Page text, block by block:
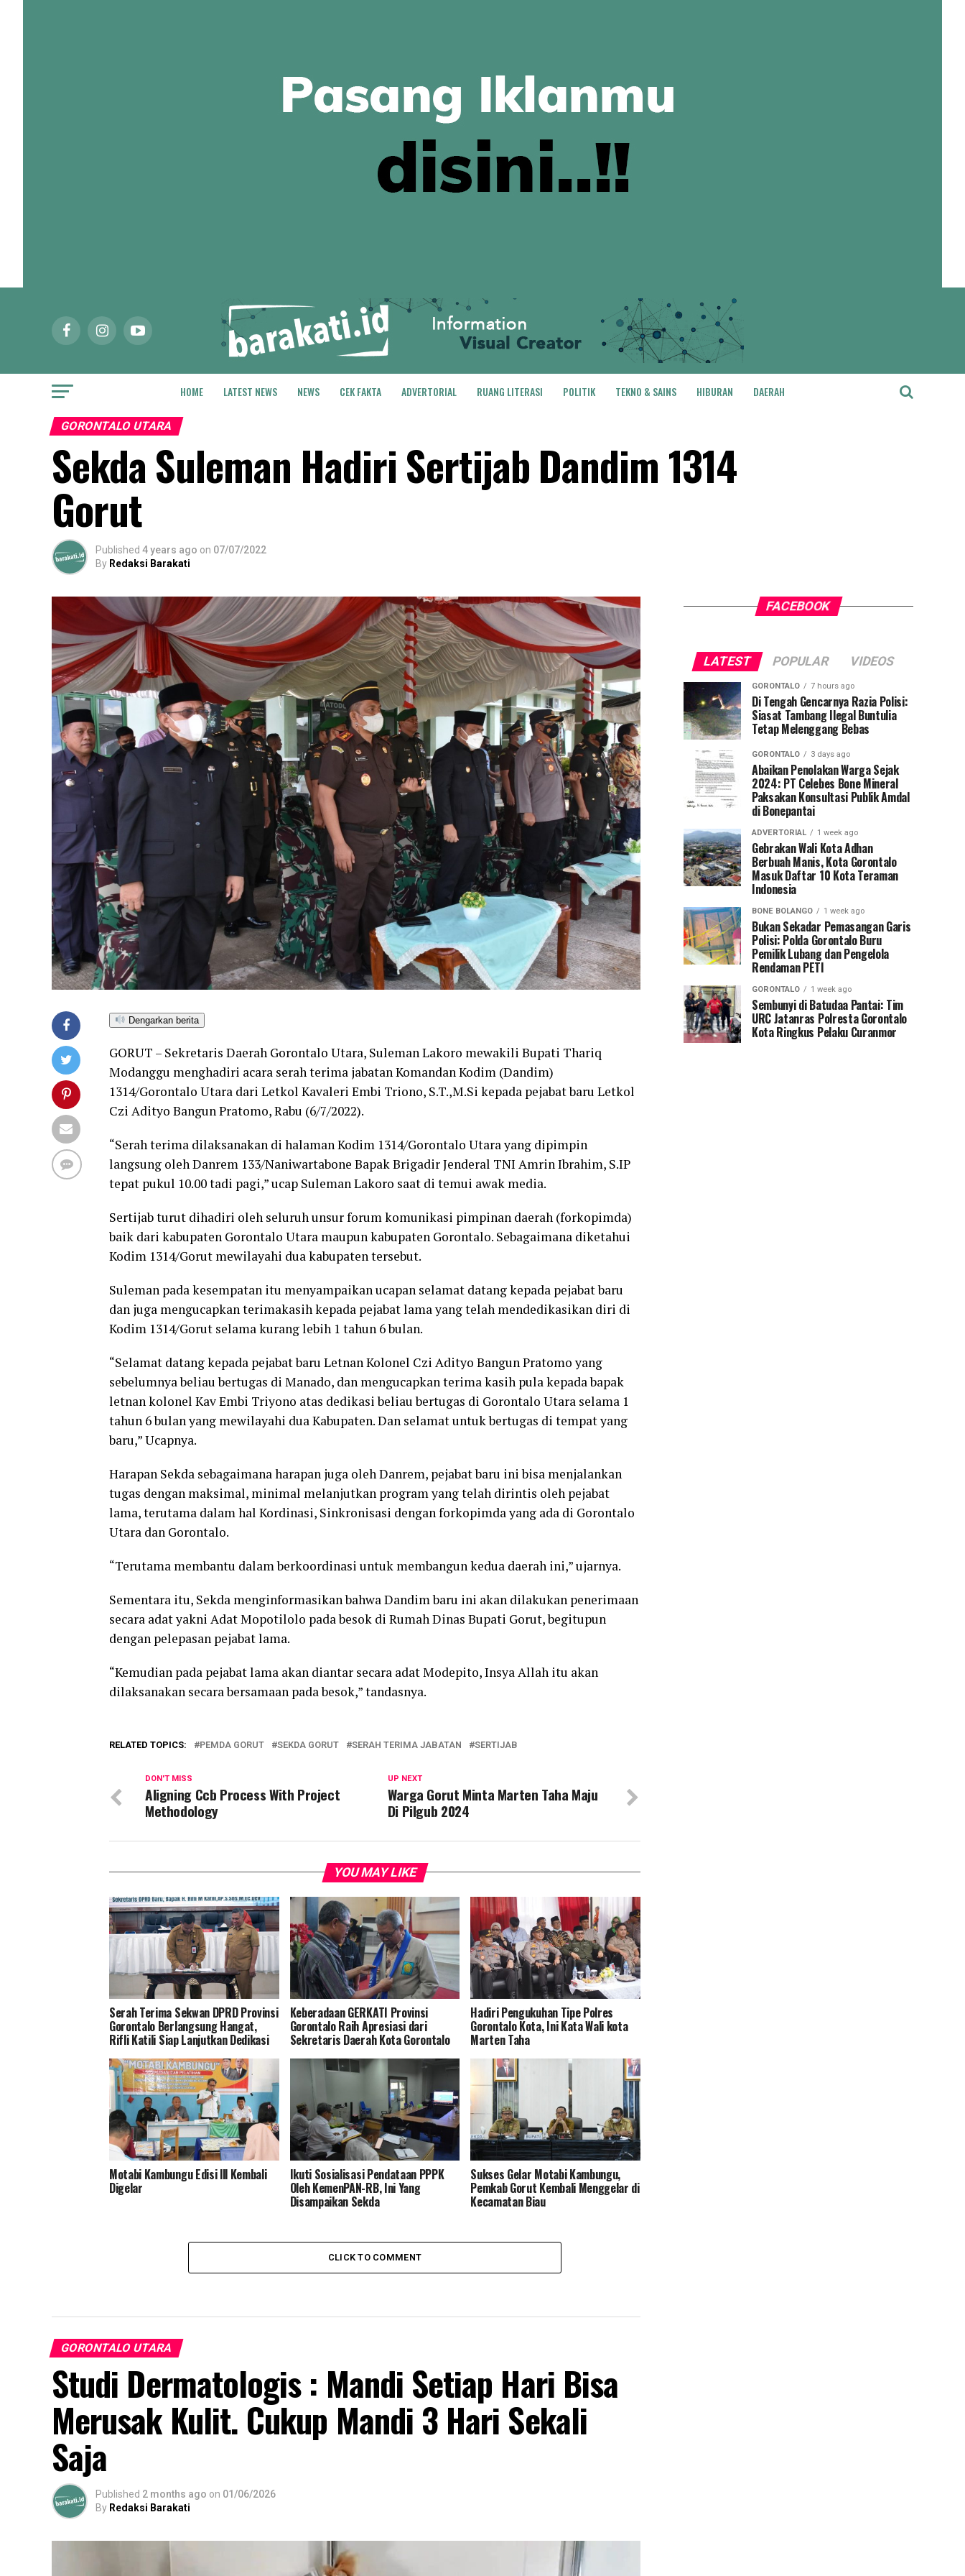
HOME LATEST NEWS NEWS CEK FAKTA ADVERTORIAL RUANG LITERASI POLITIK TEKNO & SAINS HIBURAN DAERAH
GORONTALO UTARA
Sekda Suleman Hadiri Sertijab Dandim 1314
Gorut
Published 4 years ago on 07/07/2022
By Redaksi Barakati
Dengarkan berita
GORUT – Sekretaris Daerah Gorontalo Utara, Suleman Lakoro mewakili Bupati Thariq
Modanggu menghadiri acara serah terima jabatan Komandan Kodim (Dandim)
1314/Gorontalo Utara dari Letkol Kavaleri Embi Triono, S.T.,M.Si kepada pejabat baru Letkol
Czi Adityo Bangun Pratomo, Rabu (6/7/2022).
“Serah terima dilaksanakan di halaman Kodim 1314/Gorontalo Utara yang dipimpin
langsung oleh Danrem 133/Naniwartabone Bapak Brigadir Jenderal TNI Amrin Ibrahim, S.IP
tepat pukul 10.00 tadi pagi,” ucap Suleman Lakoro saat di temui awak media.
Sertijab turut dihadiri oleh seluruh unsur forum komunikasi pimpinan daerah (forkopimda)
baik dari kabupaten Gorontalo Utara maupun kabupaten Gorontalo. Sebagaimana diketahui
Kodim 1314/Gorut mewilayahi dua kabupaten tersebut.
Suleman pada kesempatan itu menyampaikan ucapan selamat datang kepada pejabat baru
dan juga mengucapkan terimakasih kepada pejabat lama yang telah mendedikasikan diri di
Kodim 1314/Gorut selama kurang lebih 1 tahun 6 bulan.
“Selamat datang kepada pejabat baru Letnan Kolonel Czi Adityo Bangun Pratomo yang
sebelumnya beliau bertugas di Manado, dan mengucapkan terima kasih pula kepada bapak
letnan kolonel Kav Embi Triyono atas dedikasi beliau bertugas di Gorontalo Utara selama 1
tahun 6 bulan yang mewilayahi dua Kabupaten. Dan selamat untuk bertugas di tempat yang
baru,” Ucapnya.
Harapan Sekda sebagaimana harapan juga oleh Danrem, pejabat baru ini bisa menjalankan
tugas dengan maksimal, minimal melanjutkan program yang telah dirintis oleh pejabat
lama, terutama dalam hal Kordinasi, Sinkronisasi dengan forkopimda yang ada di Gorontalo
Utara dan Gorontalo.
“Terutama membantu dalam berkoordinasi untuk membangun kedua daerah ini,” ujarnya.
Sementara itu, Sekda menginformasikan bahwa Dandim baru ini akan dilakukan penerimaan
secara adat yakni Adat Mopotilolo pada besok di Rumah Dinas Bupati Gorut, begitupun
dengan pelepasan pejabat lama.
“Kemudian pada pejabat lama akan diantar secara adat Modepito, Insya Allah itu akan
dilaksanakan secara bersamaan pada besok,” tandasnya.
RELATED TOPICS: PEMDA GORUT SEKDA GORUT SERAH TERIMA JABATAN SERTIJAB
UP NEXT
Warga Gorut Minta Marten Taha Maju
Di Pilgub 2024
DON'T MISS
Aligning Ccb Process With Project
Methodology
YOU MAY LIKE
Serah Terima Sekwan DPRD Provinsi
Gorontalo Berlangsung Hangat,
Rifli Katili Siap Lanjutkan Dedikasi
Keberadaan GERKATI Provinsi
Gorontalo Raih Apresiasi dari
Sekretaris Daerah Kota Gorontalo
Hadiri Pengukuhan Tipe Polres
Gorontalo Kota, Ini Kata Wali kota
Marten Taha
Motabi Kambungu Edisi lll Kembali
Digelar
Ikuti Sosialisasi Pendataan PPPK
Oleh KemenPAN-RB, Ini Yang
Disampaikan Sekda
Sukses Gelar Motabi Kambungu,
Pemkab Gorut Kembali Menggelar di
Kecamatan Biau
CLICK TO COMMENT
GORONTALO UTARA
Studi Dermatologis : Mandi Setiap Hari Bisa
Merusak Kulit. Cukup Mandi 3 Hari Sekali
Saja
Published 2 months ago on 01/06/2026
By Redaksi Barakati
FACEBOOK
LATEST POPULAR VIDEOS
GORONTALO 7 hours ago
Di Tengah Gencarnya Razia Polisi:
Siasat Tambang Ilegal Buntulia
Tetap Melenggang Bebas
GORONTALO 3 days ago
Abaikan Penolakan Warga Sejak
2024: PT Celebes Bone Mineral
Paksakan Konsultasi Publik Amdal
di Bonepantai
ADVERTORIAL 1 week ago
Gebrakan Wali Kota Adhan
Berbuah Manis, Kota Gorontalo
Masuk Daftar 10 Kota Teraman
Indonesia
BONE BOLANGO 1 week ago
Bukan Sekadar Pemasangan Garis
Polisi: Polda Gorontalo Buru
Pemilik Lubang dan Pengelola
Rendaman PETI
GORONTALO 1 week ago
Sembunyi di Batudaa Pantai: Tim
URC Jatanras Polresta Gorontalo
Kota Ringkus Pelaku Curanmor